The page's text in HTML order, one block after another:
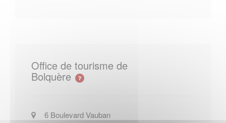
Office de tourisme de
Bolquère
6 Boulevard Vauban